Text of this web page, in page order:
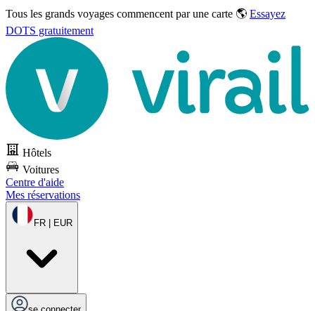
Tous les grands voyages commencent par une carte 🌎 Essayez
DOTS gratuitement
Hôtels
Voitures
Centre d'aide
Mes réservations
FR | EUR